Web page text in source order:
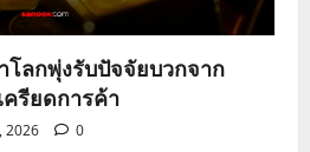
ลกพุ่งรับปัจจัยบวกจาก
รียดการค้า
2026 0